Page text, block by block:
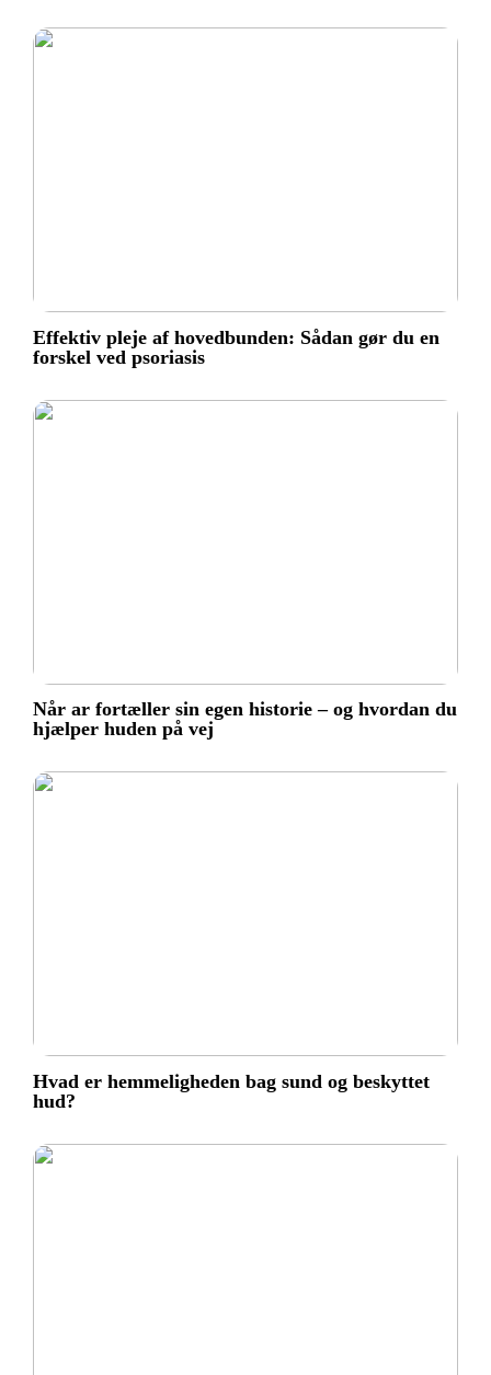
Effektiv pleje af hovedbunden: Sådan gør du en
forskel ved psoriasis
Når ar fortæller sin egen historie – og hvordan du
hjælper huden på vej
Hvad er hemmeligheden bag sund og beskyttet
hud?